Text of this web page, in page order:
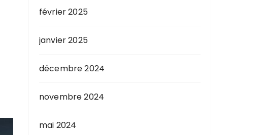
février 2025
janvier 2025
décembre 2024
novembre 2024
mai 2024